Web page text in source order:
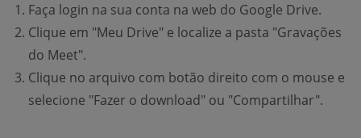
Faça login na sua conta na web do Google Drive.
Clique em "Meu Drive" e localize a pasta "Gravações
do Meet".
Clique no arquivo com botão direito com o mouse e
selecione "Fazer o download" ou "Compartilhar".